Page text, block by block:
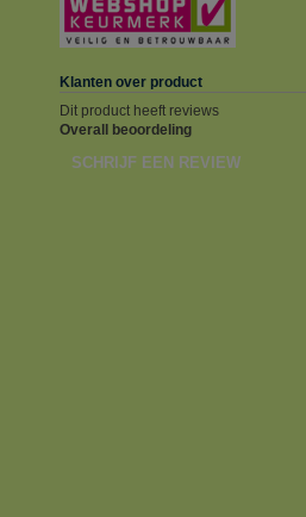
Klanten over product
Dit product heeft reviews
Overall beoordeling
SCHRIJF EEN REVIEW